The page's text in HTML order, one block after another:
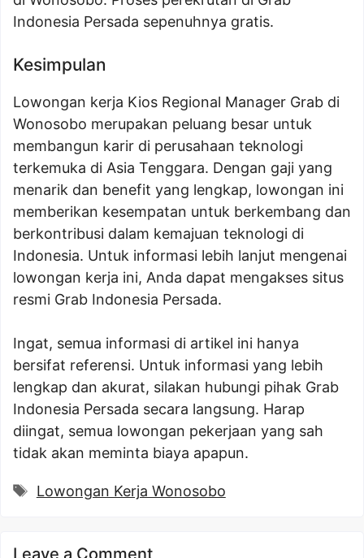
Indonesia Persada sepenuhnya gratis.
Kesimpulan
Lowongan kerja Kios Regional Manager Grab di
Wonosobo merupakan peluang besar untuk
membangun karir di perusahaan teknologi
terkemuka di Asia Tenggara. Dengan gaji yang
menarik dan benefit yang lengkap, lowongan ini
memberikan kesempatan untuk berkembang dan
berkontribusi dalam kemajuan teknologi di
Indonesia. Untuk informasi lebih lanjut mengenai
lowongan kerja ini, Anda dapat mengakses situs
resmi Grab Indonesia Persada.
Ingat, semua informasi di artikel ini hanya
bersifat referensi. Untuk informasi yang lebih
lengkap dan akurat, silakan hubungi pihak Grab
Indonesia Persada secara langsung. Harap
diingat, semua lowongan pekerjaan yang sah
tidak akan meminta biaya apapun.
Tags
Lowongan Kerja Wonosobo
Leave a Comment